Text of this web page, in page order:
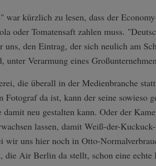
kürzlich zu lesen, dass der
oder Tomatensaft zahlen muss.
den Eintrag, der sich neulich am
Verarmung eines
die überall in der Medienbranche
Fotograf da ist, kann der seine sowieso
neu gestalten kann. Oder der
lassen, damit Weiß-der-
wir uns hier noch in Otto-
die Air Berlin da stellt, schon eine